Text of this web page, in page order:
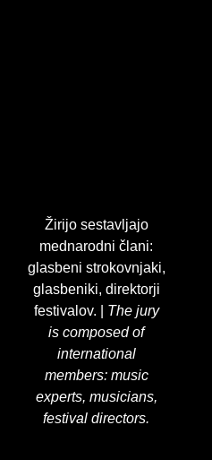
Žirijo sestavljajo
mednarodni člani:
glasbeni strokovnjaki,
glasbeniki, direktorji
festivalov. | The jury
is composed of
international
members: music
experts, musicians,
festival directors.